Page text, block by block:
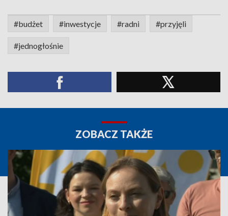
#budżet #inwestycje #radni #przyjęli
#jednogłośnie
ZOBACZ TAKŻE